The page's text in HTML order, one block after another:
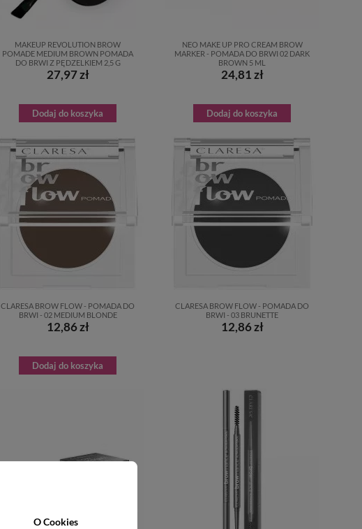
O Cookies
MAKEUP REVOLUTION BROW
POMADE MEDIUM BROWN POMADA
DO BRWI Z PĘDZELKIEM 2,5 G
27,97 zł
Dodaj do koszyka
NEO MAKE UP PRO CREAM BROW
MARKER - POMADA DO BRWI 02 DARK
BROWN 5 ML
24,81 zł
Dodaj do koszyka
CLARESA BROW FLOW - POMADA DO
BRWI - 02 MEDIUM BLONDE
12,86 zł
Dodaj do koszyka
CLARESA BROW FLOW - POMADA DO
BRWI - 03 BRUNETTE
12,86 zł